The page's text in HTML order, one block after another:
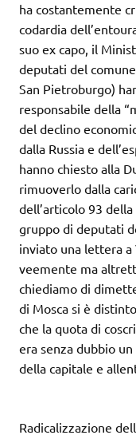
ha costantemente
codardia
suo ex capo, il
deputati del
San Pietroburgo)
responsabile della
del declino
dalla Russia e
hanno chiesto alla
rimuoverlo dalla
dell’articolo 93
gruppo di deputati
inviato una lettera
veemente ma
chiediamo di
di Mosca si è
che la quota di
era senza dubbio
della capitale e
Radicalizzazione